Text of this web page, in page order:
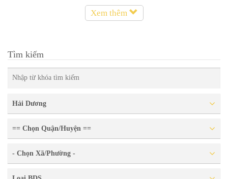
Xem thêm
Tìm kiếm
Hải Dương
== Chọn Quận/Huyện ==
- Chọn Xã/Phường -